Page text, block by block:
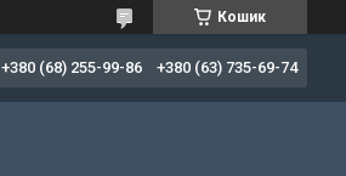
Кошик
+380 (68) 255-99-86 +380 (63) 735-69-74